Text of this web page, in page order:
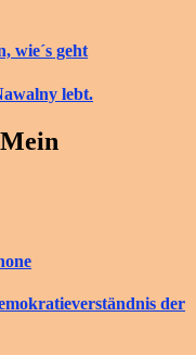
wie´s geht
lebt.
der